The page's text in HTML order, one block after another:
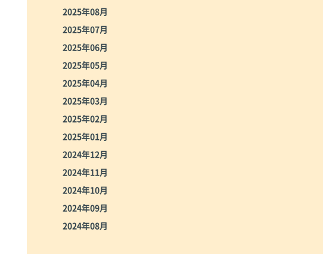
2025年08月
2025年07月
2025年06月
2025年05月
2025年04月
2025年03月
2025年02月
2025年01月
2024年12月
2024年11月
2024年10月
2024年09月
2024年08月